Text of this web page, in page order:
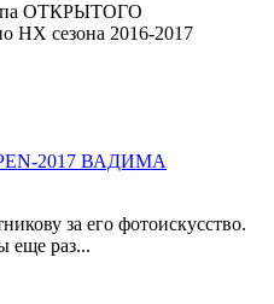
ОТКРЫТОГО
сезона 2016-2017
2017 ВАДИМА
за его фотоискусство.
еще раз...